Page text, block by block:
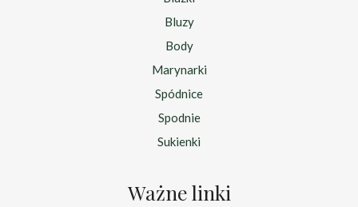
Bluzy
Body
Marynarki
Spódnice
Spodnie
Sukienki
Ważne linki